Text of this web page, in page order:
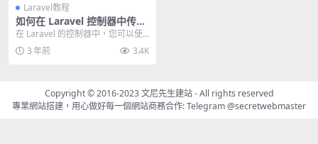
Laravel教程
如何在 Laravel 控制器中传递
参数到view的 @include 和
@yield
在 Laravel 的控制器中，您可以使
用 with 方法将数据传递到视图中。
w...3 年前 3.4K
Copyright © 2016-2023文尼先生建站- All rights reserved
專業網站搭建，用心做好每一個網站商務合作: Telegram@secretwebmaster